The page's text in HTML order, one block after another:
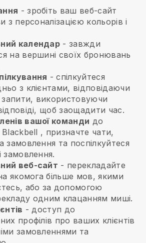
- зробіть ваш веб-сайт
з персоналізацією кольорів і
календар - завжди
на вершині своїх бронювань
- спілкуйтеся
з клієнтами, відповідаючи
запити, використовуючи
щоб заощадити час.
вашої команди до
Blackbell , призначте чати,
замовлення та поспілкуйтеся
замовлення.
веб-сайт - перекладайте
якомога більше мов, якими
або за допомогою
одним клацанням миші.
- доступ до
профілів про ваших клієнтів
замовленнями та